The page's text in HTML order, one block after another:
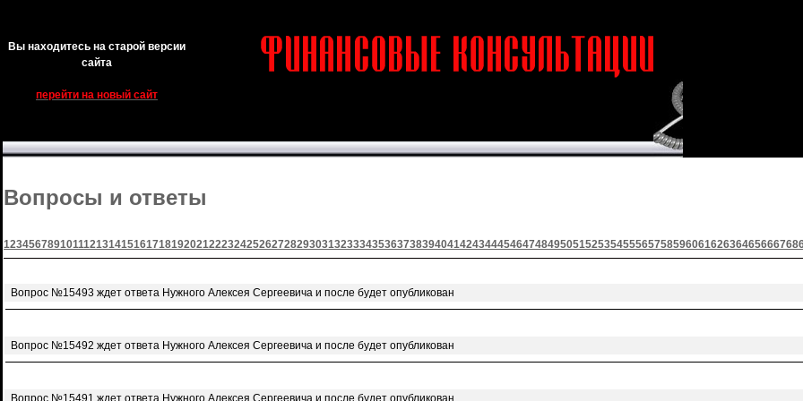
Вы находитесь на старой версии
сайта
перейти на новый сайт
Вопросы и ответы
1234567891011121314151617181920212223242526272829303132333435363738394041424344454647484950515253545556575859606162636465666768
Вопрос №15493 ждет ответа Нужного Алексея Сергеевича и после будет опубликован
Вопрос №15492 ждет ответа Нужного Алексея Сергеевича и после будет опубликован
Вопрос №15491 ждет ответа Нужного Алексея Сергеевича и после будет опубликован